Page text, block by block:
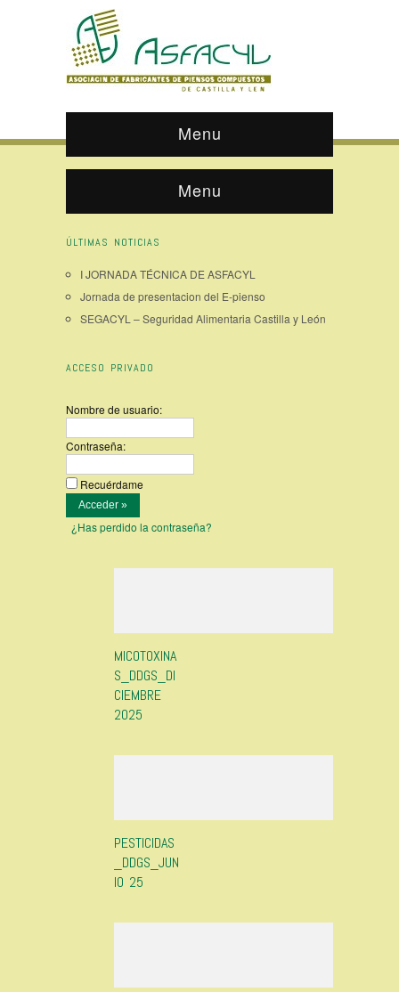
Menu
Menu
ÚLTIMAS NOTICIAS
I JORNADA TÉCNICA DE ASFACYL
Jornada de presentacion del E-pienso
SEGACYL – Seguridad Alimentaria Castilla y León
ACCESO PRIVADO
Nombre de usuario:
Contraseña:
Recuérdame
¿Has perdido la contraseña?
MICOTOXINA
S_DDGS_DI
CIEMBRE
2025
PESTICIDAS
_DDGS_JUN
IO 25